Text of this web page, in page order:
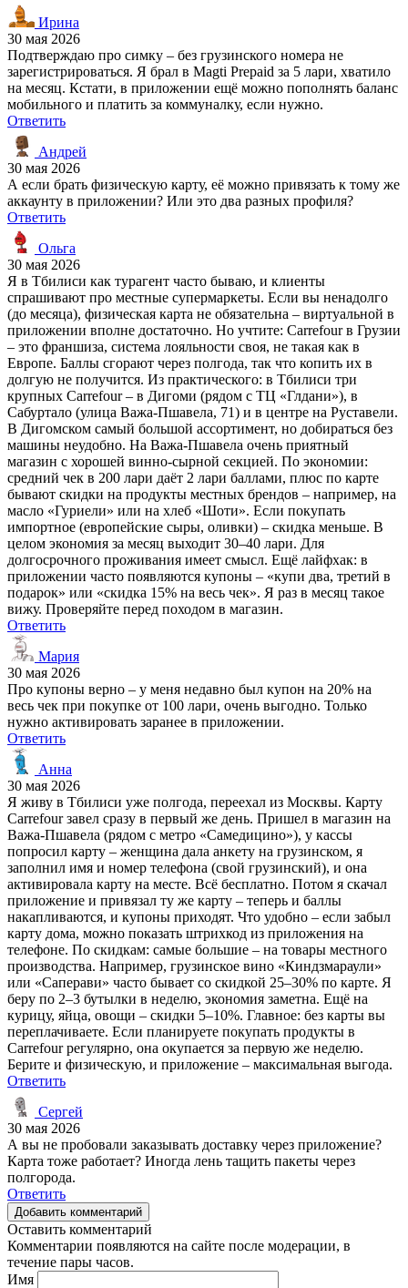
Ирина
30 мая 2026
Подтверждаю про симку – без грузинского номера не
зарегистрироваться. Я брал в Magti Prepaid за 5 лари, хватило
на месяц. Кстати, в приложении ещё можно пополнять баланс
мобильного и платить за коммуналку, если нужно.
Ответить
Андрей
30 мая 2026
А если брать физическую карту, её можно привязать к тому же
аккаунту в приложении? Или это два разных профиля?
Ответить
Ольга
30 мая 2026
Я в Тбилиси как турагент часто бываю, и клиенты
спрашивают про местные супермаркеты. Если вы ненадолго
(до месяца), физическая карта не обязательна – виртуальной в
приложении вполне достаточно. Но учтите: Carrefour в Грузии
– это франшиза, система лояльности своя, не такая как в
Европе. Баллы сгорают через полгода, так что копить их в
долгую не получится. Из практического: в Тбилиси три
крупных Carrefour – в Дигоми (рядом с ТЦ «Глдани»), в
Сабуртало (улица Важа-Пшавела, 71) и в центре на Руставели.
В Дигомском самый большой ассортимент, но добираться без
машины неудобно. На Важа-Пшавела очень приятный
магазин с хорошей винно-сырной секцией. По экономии:
средний чек в 200 лари даёт 2 лари баллами, плюс по карте
бывают скидки на продукты местных брендов – например, на
масло «Гуриели» или на хлеб «Шоти». Если покупать
импортное (европейские сыры, оливки) – скидка меньше. В
целом экономия за месяц выходит 30–40 лари. Для
долгосрочного проживания имеет смысл. Ещё лайфхак: в
приложении часто появляются купоны – «купи два, третий в
подарок» или «скидка 15% на весь чек». Я раз в месяц такое
вижу. Проверяйте перед походом в магазин.
Ответить
Мария
30 мая 2026
Про купоны верно – у меня недавно был купон на 20% на
весь чек при покупке от 100 лари, очень выгодно. Только
нужно активировать заранее в приложении.
Ответить
Анна
30 мая 2026
Я живу в Тбилиси уже полгода, переехал из Москвы. Карту
Carrefour завел сразу в первый же день. Пришел в магазин на
Важа-Пшавела (рядом с метро «Самедицино»), у кассы
попросил карту – женщина дала анкету на грузинском, я
заполнил имя и номер телефона (свой грузинский), и она
активировала карту на месте. Всё бесплатно. Потом я скачал
приложение и привязал ту же карту – теперь и баллы
накапливаются, и купоны приходят. Что удобно – если забыл
карту дома, можно показать штрихкод из приложения на
телефоне. По скидкам: самые большие – на товары местного
производства. Например, грузинское вино «Киндзмараули»
или «Саперави» часто бывает со скидкой 25–30% по карте. Я
беру по 2–3 бутылки в неделю, экономия заметна. Ещё на
курицу, яйца, овощи – скидки 5–10%. Главное: без карты вы
переплачиваете. Если планируете покупать продукты в
Carrefour регулярно, она окупается за первую же неделю.
Берите и физическую, и приложение – максимальная выгода.
Ответить
Сергей
30 мая 2026
А вы не пробовали заказывать доставку через приложение?
Карта тоже работает? Иногда лень тащить пакеты через
полгорода.
Ответить
Добавить комментарий
Оставить комментарий
Комментарии появляются на сайте после модерации, в
течение пары часов.
Имя